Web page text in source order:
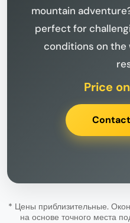
mountain
perfect for
conditions on the
Price
* Цены приблизительные.
на основе точного места